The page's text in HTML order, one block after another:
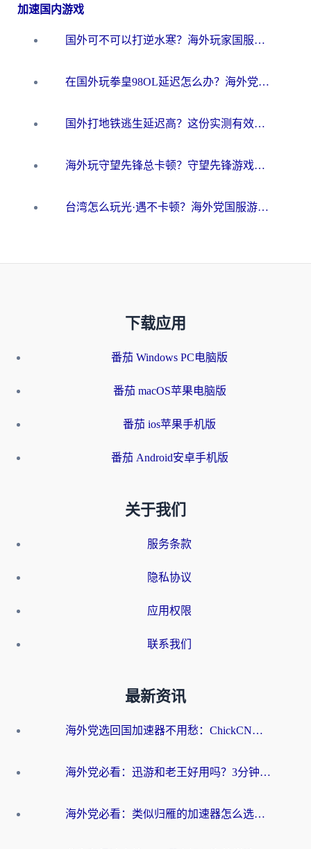
加速国内游戏
国外可不可以打逆水寒？海外玩家国服畅玩终极指南（附漫威荒野乱斗加速方案）
在国外玩拳皇98OL延迟怎么办？海外党亲测有效的低延迟指南
国外打地铁逃生延迟高？这份实测有效的低延迟指南帮你吃鸡
海外玩守望先锋总卡顿？守望先锋游戏加速器在哪里买&避坑指南（附欧洲非洲游戏实测）
台湾怎么玩光·遇不卡顿？海外党国服游戏加速终极攻略（附实测体验）
下载应用
番茄 Windows PC电脑版
番茄 macOS苹果电脑版
番茄 ios苹果手机版
番茄 Android安卓手机版
关于我们
服务条款
隐私协议
应用权限
联系我们
最新资讯
海外党选回国加速器不用愁：ChickCN和洞见哪个好？一篇搞定所有疑问
海外党必看：迅游和老王好用吗？3分钟选对加速国内网络的加速器
海外党必看：类似归雁的加速器怎么选？一篇搞定无缝访问国内资源